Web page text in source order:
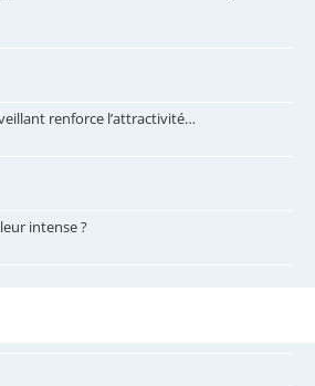
renforce l’attractivité…
intense ?